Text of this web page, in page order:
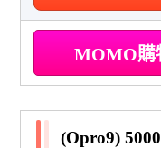
MOMO購
(Opro9)